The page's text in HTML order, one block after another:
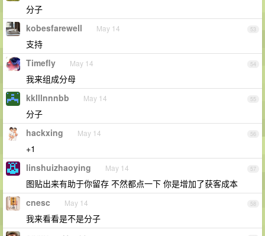
分子
53
kobesfarewell May 14
支持
54
Timefly May 14
我来组成分母
55
kklllnnnbb May 14
分子
56
hackxing May 14
+1
57
linshuizhaoying May 14
图贴出来有助于你留存 不然都点一下 你是增加了获客成本
58
cnesc May 14
我来看看是不是分子